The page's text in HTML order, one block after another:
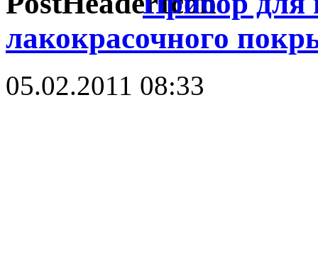
лакокрасочного
05.02.2011 08:33